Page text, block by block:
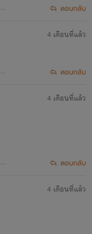
ตอบกลับ
4 เดือนที่แล้ว
ตอบกลับ
4 เดือนที่แล้ว
ตอบกลับ
4 เดือนที่แล้ว